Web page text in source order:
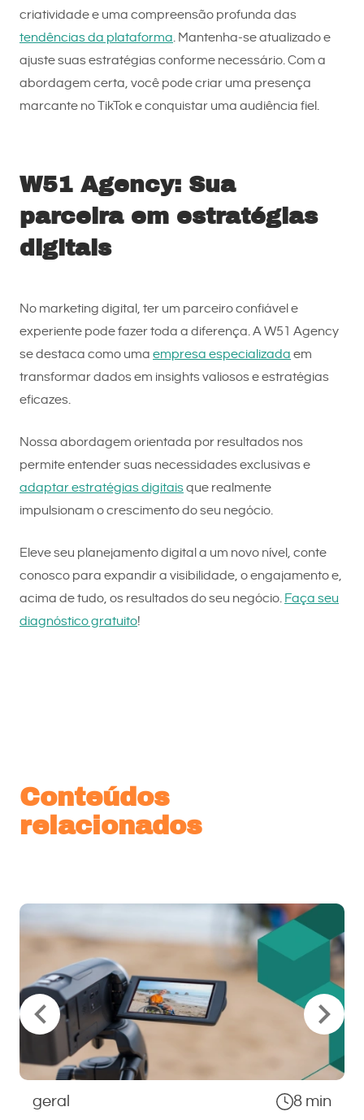
criatividade e uma compreensão profunda das
tendências da plataforma. Mantenha-se atualizado e
ajuste suas estratégias conforme necessário. Com a
abordagem certa, você pode criar uma presença
marcante no TikTok e conquistar uma audiência fiel.
W51 Agency: Sua
parceira em estratégias
digitais
No marketing digital, ter um parceiro confiável e
experiente pode fazer toda a diferença. A W51 Agency
se destaca como uma empresa especializada em
transformar dados em insights valiosos ​​e estratégias
eficazes.
Nossa abordagem orientada por resultados nos
permite entender suas necessidades exclusivas e
adaptar estratégias digitaisque realmente
impulsionam o crescimento do seu negócio.
Eleve seu planejamento digital a um novo nível, conte
conosco para expandir a visibilidade, o engajamento e,
acima de tudo, os resultados do seu negócio. Faça seu
diagnóstico gratuito!
Conteúdos
relacionados
geral 8 min